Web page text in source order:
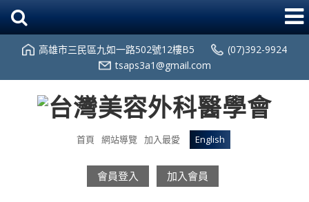
高雄市三民區九如一路502號12樓B5
(07)392-9924
tsaps3a1@gmail.com
首頁 網站導覽 加入最愛 English
會員登入 加入會員